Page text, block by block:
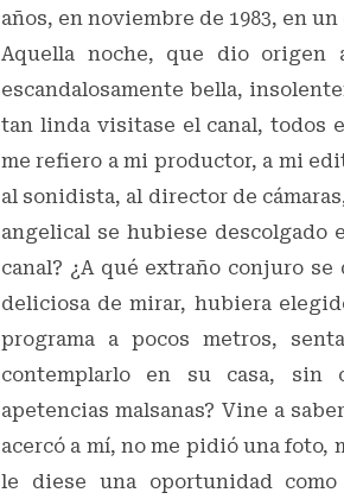
años, en noviembre de 1983, en un
Aquella noche, que dio
escandalosamente bella,
tan linda visitase el canal, todos
me refiero a mi productor, a mi
al sonidista, al director de
angelical se hubiese descolgado
canal? ¿A qué extraño conjuro
deliciosa de mirar, hubiera
programa a pocos metros,
contemplarlo en su casa, sin
apetencias malsanas? Vine a
acercó a mí, no me pidió una foto,
le diese una oportunidad